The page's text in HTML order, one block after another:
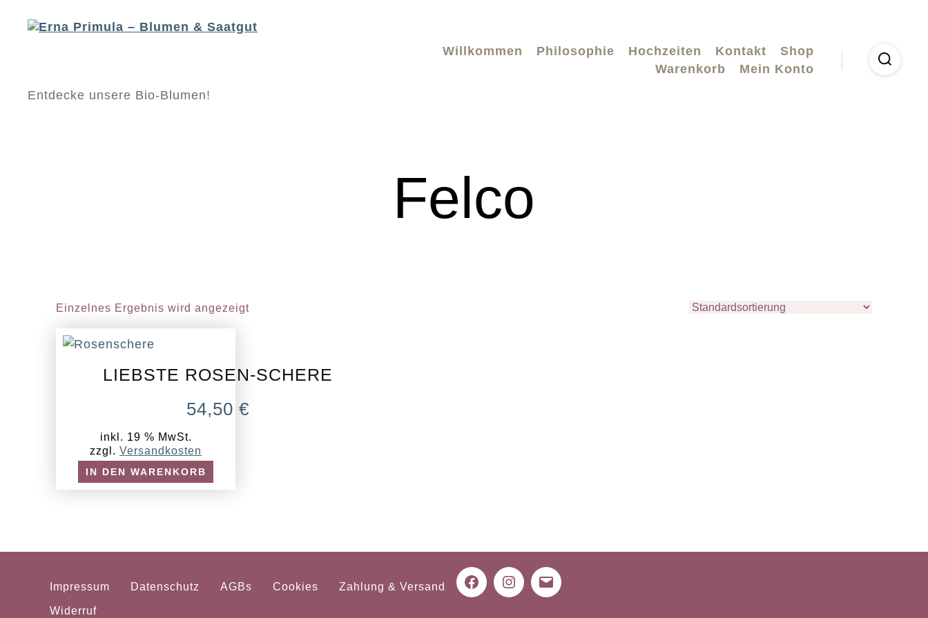
Erna
Primula
Entdecke unsere Bio-Blumen!
Willkommen Philosophie Hochzeiten Kontakt
Shop
Warenkorb
Mein Konto
Felco
Einzelnes Ergebnis wird angezeigt
LIEBSTE ROSEN-SCHERE
54,50€
inkl. 19 % MwSt.
zzgl.Versandkosten
IN DEN WARENKORB
Impressum Datenschutz AGBs Cookies Zahlung & Versand
Widerruf
FacebookInstagram
Mail